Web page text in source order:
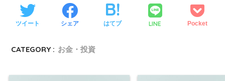
ツイート シェア はてブ LINE Pocket
CATEGORY : お金・投資